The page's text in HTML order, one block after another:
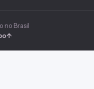
no Brasil
↑